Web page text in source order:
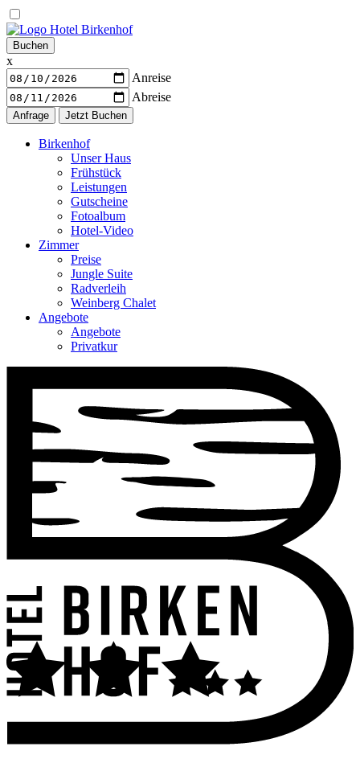
Warenkorb
Buchen
x
Anreise
Abreise
Birkenhof
Unser Haus
Frühstück
Leistungen
Gutscheine
Fotoalbum
Hotel-Video
Zimmer
Preise
Jungle Suite
Radverleih
Weinberg Chalet
Angebote
Angebote
Privatkur